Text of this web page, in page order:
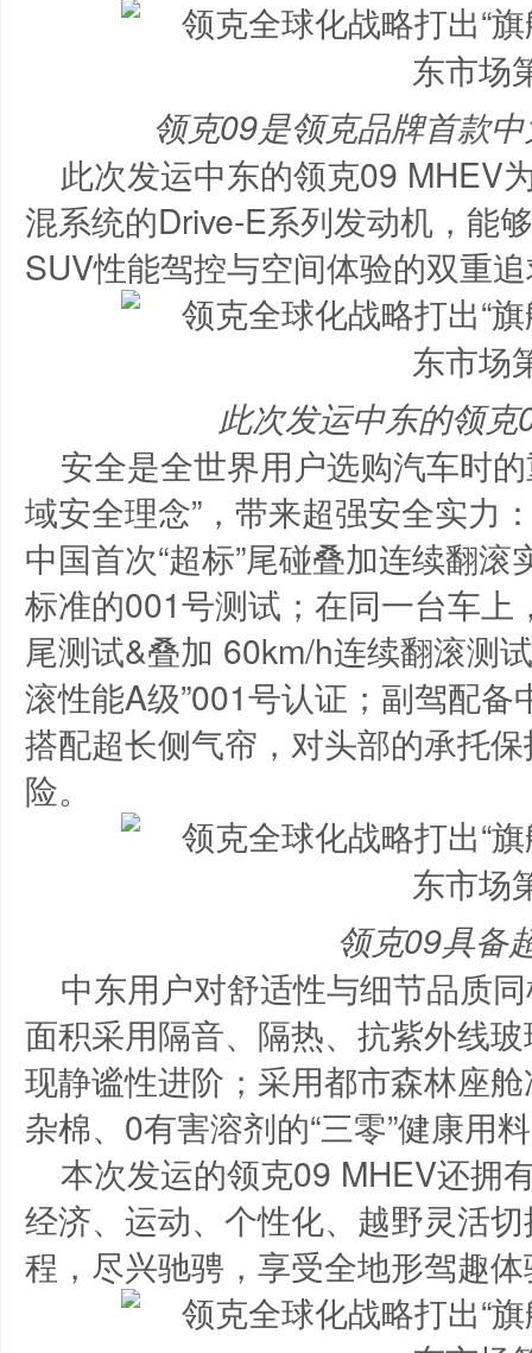
领克09是领克品牌首款
此次发运中东的领克09 MHEV
混系统的Drive-E系列发动机，能
SUV性能驾控与空间体验的双重
此次发运中东的领
安全是全世界用户选购汽车时
域安全理念”，带来超强安全实力
中国首次“超标”尾碰叠加连续翻
标准的001号测试；在同一台车
尾测试&叠加 60km/h连续翻滚测
滚性能A级”001号认证；副驾配
搭配超长侧气帘，对头部的承托
险。
领克09具备
中东用户对舒适性与细节品质
面积采用隔音、隔热、抗紫外线
现静谧性进阶；采用都市森林座
杂棉、0有害溶剂的“三零”健康用
本次发运的领克09 MHEV还拥
经济、运动、个性化、越野灵活
程，尽兴驰骋，享受全地形驾趣